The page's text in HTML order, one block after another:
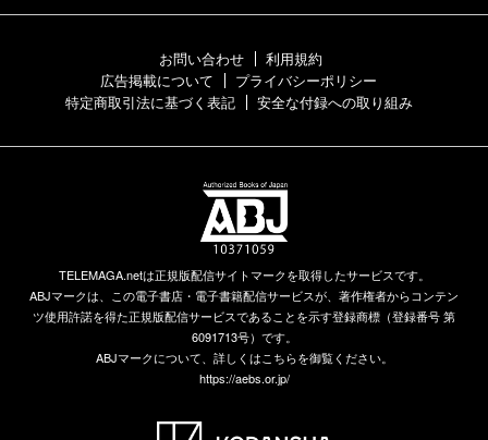
お問い合わせ
利用規約
広告掲載について
プライバシーポリシー
特定商取引法に基づく表記
安全な付録への取り組み
TELEMAGA.netは正規版配信サイトマークを取得したサービスです。
ABJマークは、この電子書店・電子書籍配信サービスが、著作権者からコンテン
ツ使用許諾を得た正規版配信サービスであることを示す登録商標（登録番号 第
6091713号）です。
ABJマークについて、詳しくはこちらを御覧ください。
https://aebs.or.jp/